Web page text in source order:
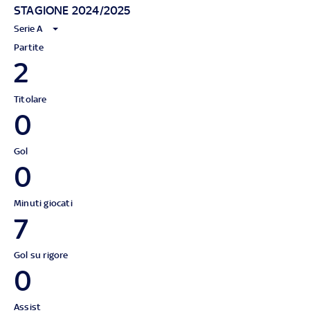
STAGIONE 2024/2025
Serie A
Partite
2
Titolare
0
Gol
0
Minuti giocati
7
Gol su rigore
0
Assist